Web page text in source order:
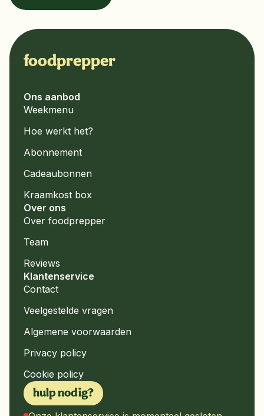
foodprepper
Ons aanbod
Weekmenu
Hoe werkt het?
Abonnement
Cadeaubonnen
Kraamkost box
Over ons
Over foodprepper
Team
Reviews
Klantenservice
Contact
Veelgestelde vragen
Algemene voorwaarden
Privacy policy
Cookie policy
hulp nodig?